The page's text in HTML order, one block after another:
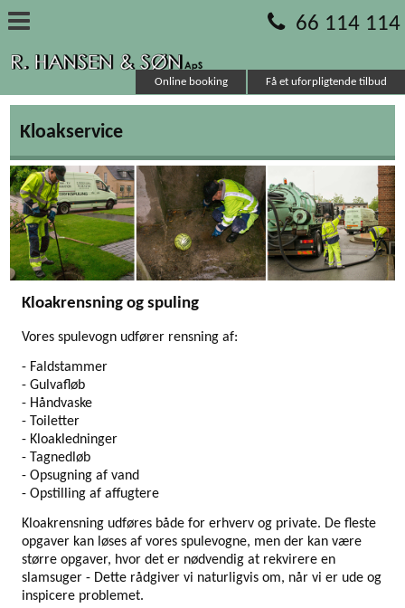
66 114 114
Online booking Få et uforpligtende tilbud
Kloakservice
Kloakrensning og spuling
Vores spulevogn udfører rensning af:
- Faldstammer
- Gulvafløb
- Håndvaske
- Toiletter
- Kloakledninger
- Tagnedløb
- Opsugning af vand
- Opstilling af affugtere
Kloakrensning udføres både for erhverv og private. De fleste
opgaver kan løses af vores spulevogne, men der kan være
større opgaver, hvor det er nødvendig at rekvirere en
slamsuger - Dette rådgiver vi naturligvis om, når vi er ude og
inspicere problemet.